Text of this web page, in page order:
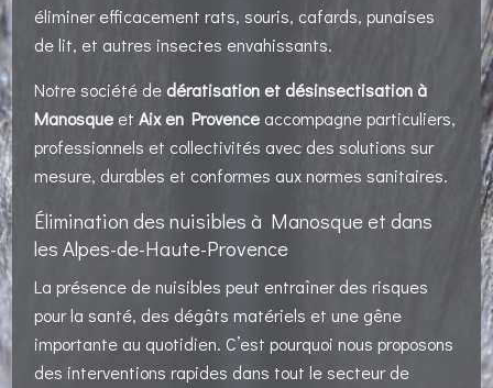
éliminer efficacement rats, souris, cafards, punaises
de lit, et autres insectes envahissants.
Notre société de dératisation et désinsectisation à
Manosque etAix en Provence accompagne particuliers,
professionnels et collectivités avec des solutions sur
mesure, durables et conformes aux normes sanitaires.
Élimination des nuisibles à Manosque et dans
les Alpes-de-Haute-Provence
La présence de nuisibles peut entraîner des risques
pour la santé, des dégâts matériels et une gêne
importante au quotidien. C’est pourquoi nous proposons
des interventions rapides dans tout le secteur de